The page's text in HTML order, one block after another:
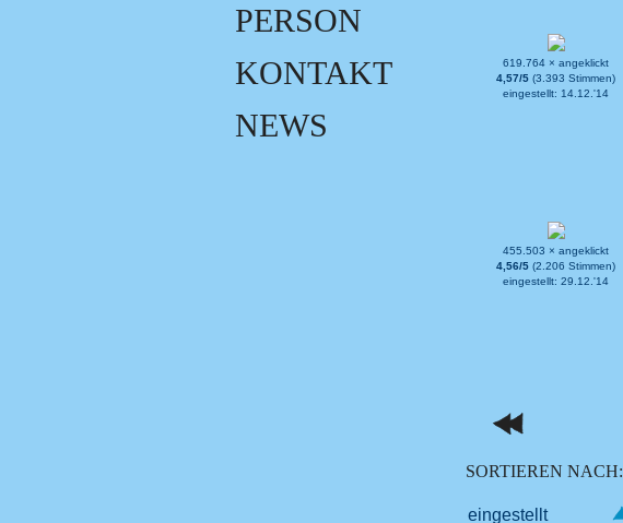
PERSON
KONTAKT
NEWS
619.764 × angeklickt
4,57/5 (3.393 Stimmen)
eingestellt: 14.12.'14
455.503 × angeklickt
4,56/5 (2.206 Stimmen)
eingestellt: 29.12.'14
SORTIEREN NACH:
eingestellt